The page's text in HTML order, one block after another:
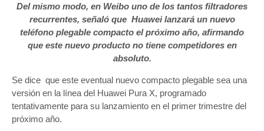
Del mismo modo, en Weibo uno de los tantos filtradores
recurrentes, señaló que Huawei lanzará un nuevo
teléfono plegable compacto el próximo año, afirmando
que este nuevo producto no tiene competidores en
absoluto.
Se dice que este eventual nuevo compacto plegable sea una
versión en la línea del Huawei Pura X, programado
tentativamente para su lanzamiento en el primer trimestre del
próximo año.